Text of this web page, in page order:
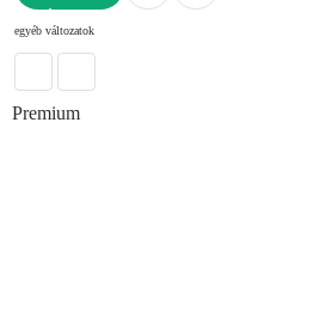
egyéb változatok
Premium